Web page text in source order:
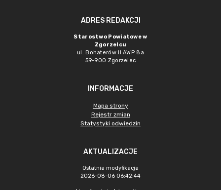
ADRES REDAKCJI
Starostwo Powiatowe w
Zgorzelcu
ul. Bohaterów II AWP 8a
59-900 Zgorzelec
INFORMACJE
Mapa strony
Rejestr zmian
Statystyki odwiedzin
AKTUALIZACJE
Ostatnia modyfikacja
2026-08-06 06:42:44